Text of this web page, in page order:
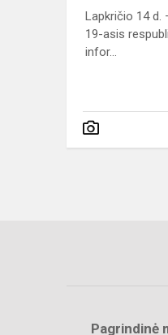
Lapkričio 14 d.
19-asis
infor...
Pagrindinė